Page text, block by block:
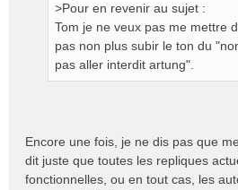
>Pour en revenir au sujet :
Tom je ne veux pas me mettre
pas non plus subir le ton du
pas aller interdit artung".
Encore une fois, je ne dis pas que
dit juste que toutes les repliques
fonctionnelles, ou en tout cas, les